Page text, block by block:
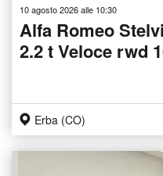
10 agosto 2026 alle 10:30
Alfa Romeo
2.2 t Veloce rwd
Erba (CO)